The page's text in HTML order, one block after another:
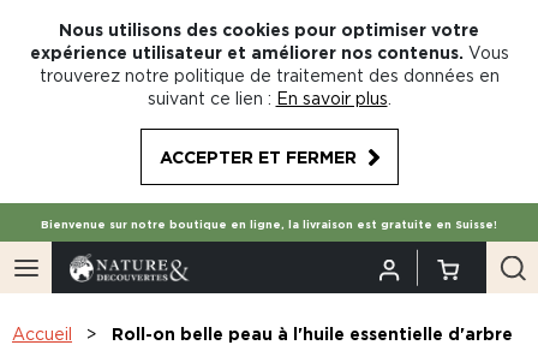
Nous utilisons des cookies pour optimiser votre
expérience utilisateur et améliorer nos contenus. Vous
trouverez notre politique de traitement des données en
suivant ce lien : En savoir plus
ACCEPTER ET FERMER
Bienvenue sur notre boutique en ligne, la livraison est gratuite en Suisse!
Accueil
Roll-on belle peau à l'huile essentielle d'arbre